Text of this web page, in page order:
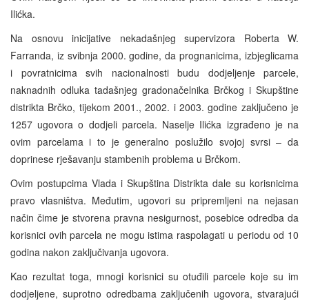
Ilićka.
Na osnovu inicijative nekadašnjeg supervizora Roberta W.
Farranda, iz svibnja 2000. godine, da prognanicima, izbjeglicama
i povratnicima svih nacionalnosti budu dodjeljenje parcele,
naknadnih odluka tadašnjeg gradonačelnika Brčkog i Skupštine
distrikta Brčko, tijekom 2001., 2002. i 2003. godine zaključeno je
1257 ugovora o dodjeli parcela. Naselje Ilićka izgrađeno je na
ovim parcelama i to je generalno poslužilo svojoj svrsi – da
doprinese rješavanju stambenih problema u Brčkom.
Ovim postupcima Vlada i Skupština Distrikta dale su korisnicima
pravo vlasništva. Međutim, ugovori su pripremljeni na nejasan
način čime je stvorena pravna nesigurnost, posebice odredba da
korisnici ovih parcela ne mogu istima raspolagati u periodu od 10
godina nakon zaključivanja ugovora.
Kao rezultat toga, mnogi korisnici su otuđili parcele koje su im
dodjeljene, suprotno odredbama zaključenih ugovora, stvarajući